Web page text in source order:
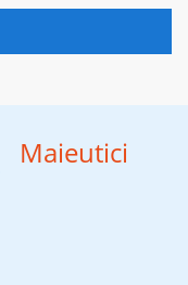
Maieutici